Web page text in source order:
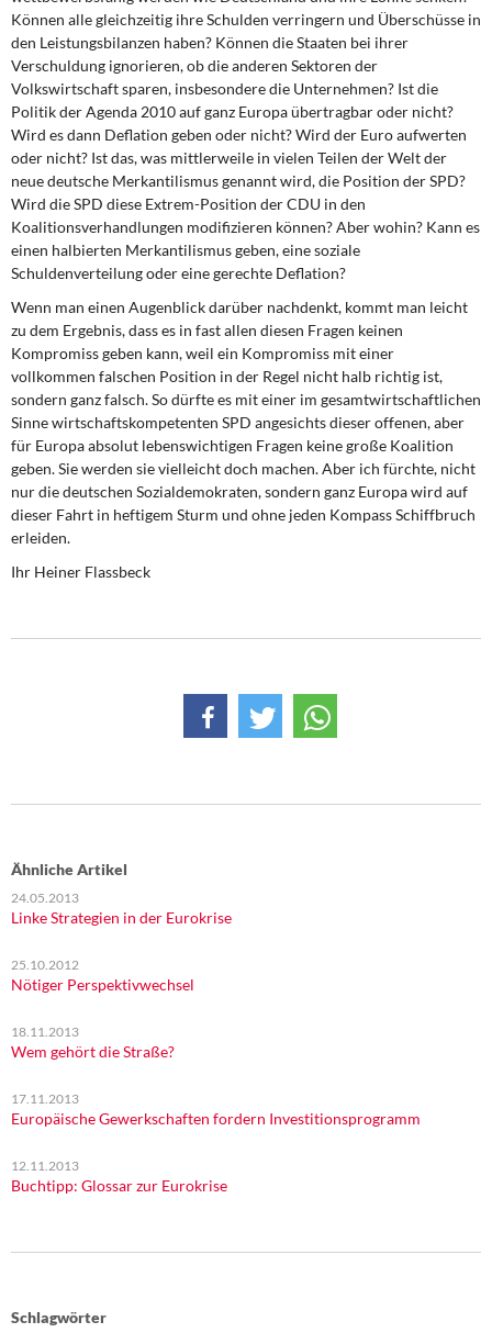
Können alle gleichzeitig ihre Schulden verringern und Überschüsse in
den Leistungsbilanzen haben? Können die Staaten bei ihrer
Verschuldung ignorieren, ob die anderen Sektoren der
Volkswirtschaft sparen, insbesondere die Unternehmen? Ist die
Politik der Agenda 2010 auf ganz Europa übertragbar oder nicht?
Wird es dann Deflation geben oder nicht? Wird der Euro aufwerten
oder nicht? Ist das, was mittlerweile in vielen Teilen der Welt der
neue deutsche Merkantilismus genannt wird, die Position der SPD?
Wird die SPD diese Extrem-Position der CDU in den
Koalitionsverhandlungen modifizieren können? Aber wohin? Kann es
einen halbierten Merkantilismus geben, eine soziale
Schuldenverteilung oder eine gerechte Deflation?
Wenn man einen Augenblick darüber nachdenkt, kommt man leicht
zu dem Ergebnis, dass es in fast allen diesen Fragen keinen
Kompromiss geben kann, weil ein Kompromiss mit einer
vollkommen falschen Position in der Regel nicht halb richtig ist,
sondern ganz falsch. So dürfte es mit einer im gesamtwirtschaftlichen
Sinne wirtschaftskompetenten SPD angesichts dieser offenen, aber
für Europa absolut lebenswichtigen Fragen keine große Koalition
geben. Sie werden sie vielleicht doch machen. Aber ich fürchte, nicht
nur die deutschen Sozialdemokraten, sondern ganz Europa wird auf
dieser Fahrt in heftigem Sturm und ohne jeden Kompass Schiffbruch
erleiden.
Ihr Heiner Flassbeck
Ähnliche Artikel
24.05.2013
Linke Strategien in der Eurokrise
25.10.2012
Nötiger Perspektivwechsel
18.11.2013
Wem gehört die Straße?
17.11.2013
Europäische Gewerkschaften fordern Investitionsprogramm
12.11.2013
Buchtipp: Glossar zur Eurokrise
Schlagwörter